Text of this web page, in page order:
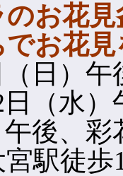
お花
お花見
日）午
（水
後、
宮駅徒